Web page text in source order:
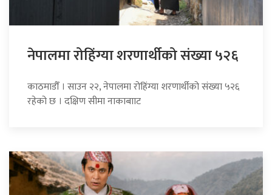
नेपालमा रोहिंग्या शरणार्थीको संख्या ५२६
काठमाडौँ । साउन २२, नेपालमा रोहिंग्या शरणार्थीको संख्या ५२६
रहेको छ । दक्षिण सीमा नाकाबााट